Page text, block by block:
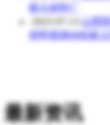
耐火材料厂
山西
材料煅烧88铝矾土
最新资讯